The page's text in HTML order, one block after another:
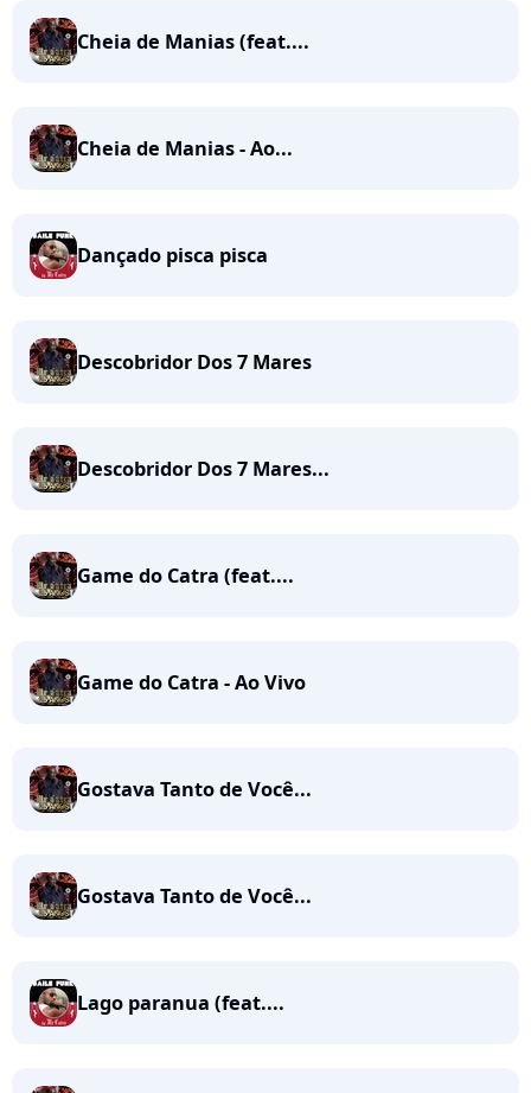
Cheia de Manias (feat....
Cheia de Manias - Ao...
Dançado pisca pisca
Descobridor Dos 7 Mares
Descobridor Dos 7 Mares...
Game do Catra (feat....
Game do Catra - Ao Vivo
Gostava Tanto de Você...
Gostava Tanto de Você...
Lago paranua (feat....